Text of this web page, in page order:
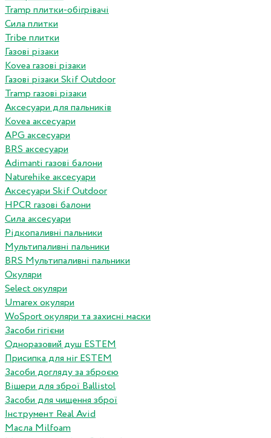
Tramp плитки-обігрівачі
Сила плитки
Tribe плитки
Газові різаки
Kovea газові різаки
Газові різаки Skif Outdoor
Tramp газові різаки
Аксесуари для пальників
Kovea аксесуари
APG аксесуари
BRS аксесуари
Adimanti газові балони
Naturehike аксесуари
Аксесуари Skif Outdoor
HPCR газові балони
Сила аксесуари
Рідкопаливні пальники
Мультипаливні пальники
BRS Мультипаливні пальники
Окуляри
Select окуляри
Umarex окуляри
WoSport окуляри та захисні маски
Засоби гігієни
Одноразовий душ ESTEM
Присипка для ніг ESTEM
Засоби догляду за зброєю
Вішери для зброї Ballistol
Засоби для чищення зброї
Інструмент Real Avid
Масла Milfoam